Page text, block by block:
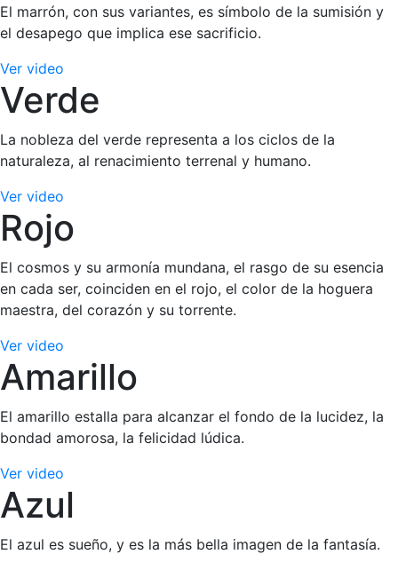
El marrón, con sus variantes, es símbolo de la sumisión y
el desapego que implica ese sacrificio.
Ver video
Verde
La nobleza del verde representa a los ciclos de la
naturaleza, al renacimiento terrenal y humano.
Ver video
Rojo
El cosmos y su armonía mundana, el rasgo de su esencia
en cada ser, coinciden en el rojo, el color de la hoguera
maestra, del corazón y su torrente.
Ver video
Amarillo
El amarillo estalla para alcanzar el fondo de la lucidez, la
bondad amorosa, la felicidad lúdica.
Ver video
Azul
El azul es sueño, y es la más bella imagen de la fantasía.